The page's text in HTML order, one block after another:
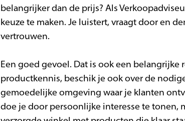
belangrijker dan de prijs? Als
keuze te maken. Je luistert, vraagt door en
vertrouwen.
Een goed gevoel. Dat is ook een belangrijke
productkennis, beschik je ook over de
gemoedelijke omgeving waar je klanten
doe je door persoonlijke interesse te tonen,